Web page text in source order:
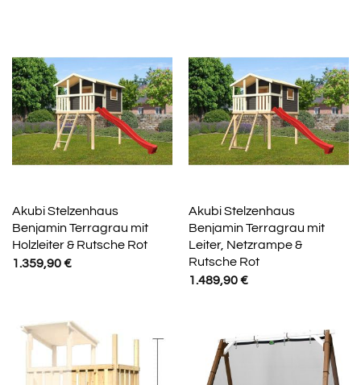
Akubi Stelzenhaus
Benjamin Terragrau mit
Holzleiter & Rutsche Rot
1.359,90€
Akubi Stelzenhaus
Benjamin Terragrau mit
Leiter, Netzrampe &
Rutsche Rot
1.489,90€